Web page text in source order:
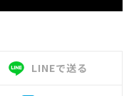
LINEで送る